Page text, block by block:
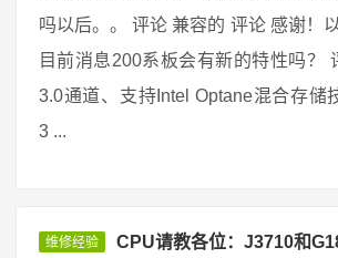
吗以后。。 评论 兼容的 评论 感谢！
目前消息200系板会有新的特性吗？
3.0通道、支持Intel Optane混合存储
3 ...
维修经验
CPU请教各位：J3710和